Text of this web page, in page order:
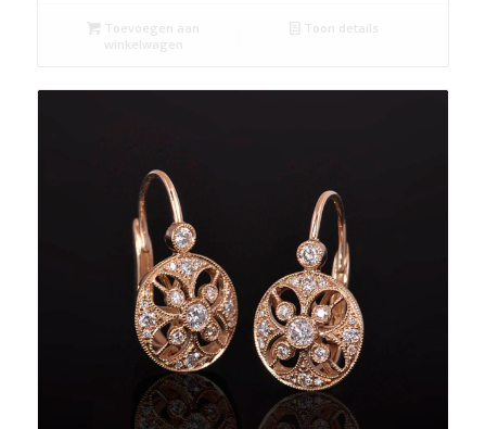
Toevoegen aan
winkelwagen
Toon details